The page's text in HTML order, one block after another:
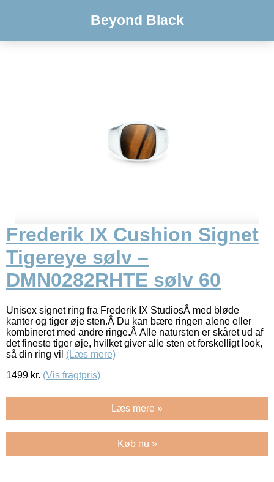
Beyond Black
Frederik IX Cushion Signet
Tigereye sølv –
DMN0282RHTE sølv 60
Unisex signet ring fra Frederik IX StudiosÂ med bløde
kanter og tiger øje sten.Â Du kan bære ringen alene eller
kombineret med andre ringe.Â Alle natursten er skåret ud af
det fineste tiger øje, hvilket giver alle sten et forskelligt look,
så din ring vil (Læs mere)
1499 kr. (Vis fragtpris)
Læs mere »
Køb nu »